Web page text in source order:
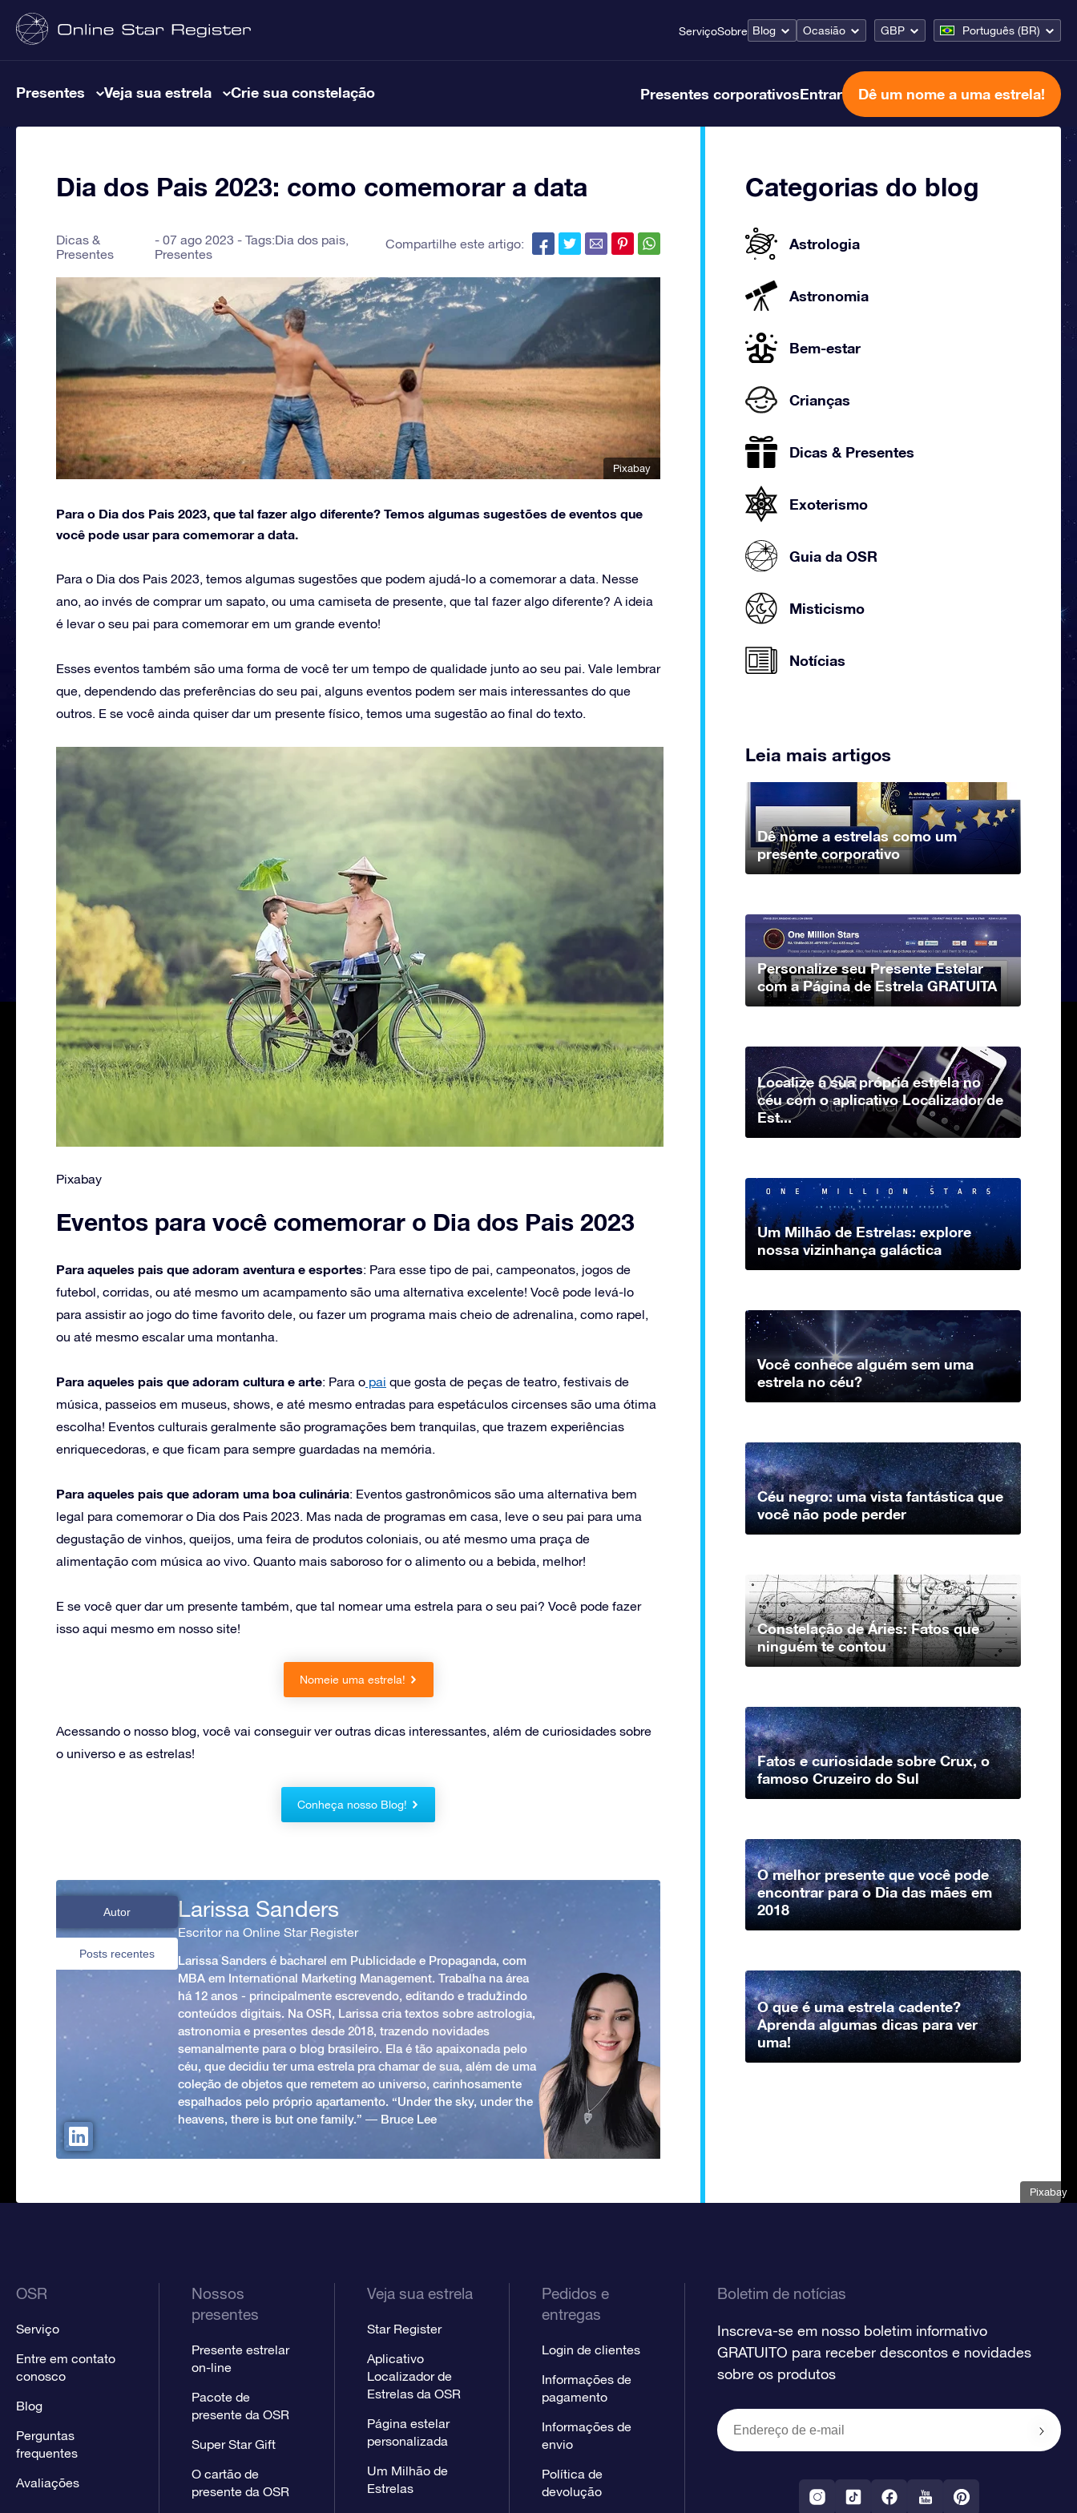
ServiçoSobre Blog Ocasião GBP Português (BR)
Presentes Veja sua estrela Crie sua constelação Presentes corporativosEntrar Dê um nome a uma estrela!
Dia dos Pais 2023: como comemorar a data
Dicas &
Presentes
07 ago 2023 - Tags:Dia dos pais,
Presentes
Compartilhe este artigo:
Pixabay
Para o Dia dos Pais 2023, que tal fazer algo diferente? Temos algumas sugestões de eventos que
você pode usar para comemorar a data.
Para o Dia dos Pais 2023, temos algumas sugestões que podem ajudá-lo a comemorar a data. Nesse
ano, ao invés de comprar um sapato, ou uma camiseta de presente, que tal fazer algo diferente? A ideia
é levar o seu pai para comemorar em um grande evento!
Esses eventos também são uma forma de você ter um tempo de qualidade junto ao seu pai. Vale lembrar
que, dependendo das preferências do seu pai, alguns eventos podem ser mais interessantes do que
outros. E se você ainda quiser dar um presente físico, temos uma sugestão ao final do texto.
Pixabay
Pixabay
Eventos para você comemorar o Dia dos Pais 2023
Para aqueles pais que adoram aventura e esportes: Para esse tipo de pai, campeonatos, jogos de
futebol, corridas, ou até mesmo um acampamento são uma alternativa excelente! Você pode levá-lo
para assistir ao jogo do time favorito dele, ou fazer um programa mais cheio de adrenalina, como rapel,
ou até mesmo escalar uma montanha.
Para aqueles pais que adoram cultura e arte: Para o pai que gosta de peças de teatro, festivais de
música, passeios em museus, shows, e até mesmo entradas para espetáculos circenses são uma ótima
escolha! Eventos culturais geralmente são programações bem tranquilas, que trazem experiências
enriquecedoras, e que ficam para sempre guardadas na memória.
Para aqueles pais que adoram uma boa culinária: Eventos gastronômicos são uma alternativa bem
legal para comemorar o Dia dos Pais 2023. Mas nada de programas em casa, leve o seu pai para uma
degustação de vinhos, queijos, uma feira de produtos coloniais, ou até mesmo uma praça de
alimentação com música ao vivo. Quanto mais saboroso for o alimento ou a bebida, melhor!
E se você quer dar um presente também, que tal nomear uma estrela para o seu pai? Você pode fazer
isso aqui mesmo em nosso site!
Nomeie uma estrela!
Acessando o nosso blog, você vai conseguir ver outras dicas interessantes, além de curiosidades sobre
o universo e as estrelas!
Conheça nosso Blog!
Autor
Posts recentes
Larissa Sanders
Escritor na Online Star Register
Larissa Sanders é bacharel em Publicidade e Propaganda, com
MBA em International Marketing Management. Trabalha na área
há 12 anos - principalmente escrevendo, editando e traduzindo
conteúdos digitais. Na OSR, Larissa cria textos sobre astrologia,
astronomia e presentes desde 2018, trazendo novidades
semanalmente para o blog brasileiro. Ela é tão apaixonada pelo
céu, que decidiu ter uma estrela pra chamar de sua, além de uma
coleção de objetos que remetem ao universo, carinhosamente
espalhados pelo próprio apartamento. “Under the sky, under the
heavens, there is but one family.” ― Bruce Lee
Categorias do blog
Astrologia
Astronomia
Bem-estar
Crianças
Dicas & Presentes
Exoterismo
Guia da OSR
Misticismo
Notícias
Leia mais artigos
Dê nome a estrelas como um
presente corporativo
Personalize seu Presente Estelar
com a Página de Estrela GRATUITA
Localize a sua própria estrela no
céu com o aplicativo Localizador de
Est...
Um Milhão de Estrelas: explore
nossa vizinhança galáctica
Você conhece alguém sem uma
estrela no céu?
Céu negro: uma vista fantástica que
você não pode perder
Constelação de Áries: Fatos que
ninguém te contou
Fatos e curiosidade sobre Crux, o
famoso Cruzeiro do Sul
O melhor presente que você pode
encontrar para o Dia das mães em
2018
O que é uma estrela cadente?
Aprenda algumas dicas para ver
uma!
OSR
Serviço
Entre em contato
conosco
Blog
Perguntas
frequentes
Avaliações
Nossos
presentes
Presente estrelar
on-line
Pacote de
presente da OSR
Super Star Gift
O cartão de
presente da OSR
Veja sua estrela
Star Register
Aplicativo
Localizador de
Estrelas da OSR
Página estelar
personalizada
Um Milhão de
Estrelas
Pedidos e
entregas
Login de clientes
Informações de
pagamento
Informações de
envio
Política de
devolução
Boletim de notícias
Inscreva-se em nosso boletim informativo
GRATUITO para receber descontos e novidades
sobre os produtos